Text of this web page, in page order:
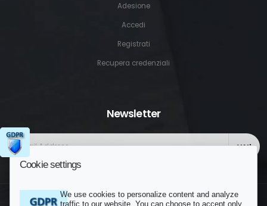
Adesione
Accedi
Registrati
Recupera credenziali
Newsletter
VAI!
Cookie settings
We use cookies to personalize content and analyze
traffic to our website. You can choose to accept only